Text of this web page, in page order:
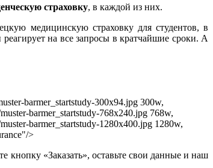
страховку, в каждой из них.
медицинскую страховку для студентов, в
на все запросы в кратчайшие сроки. А
barmer_startstudy-300x94.jpg 300w,
barmer_startstudy-768x240.jpg 768w,
barmer_startstudy-1280x400.jpg 1280w,
>
кнопку «Заказать», оставьте свои данные и наш